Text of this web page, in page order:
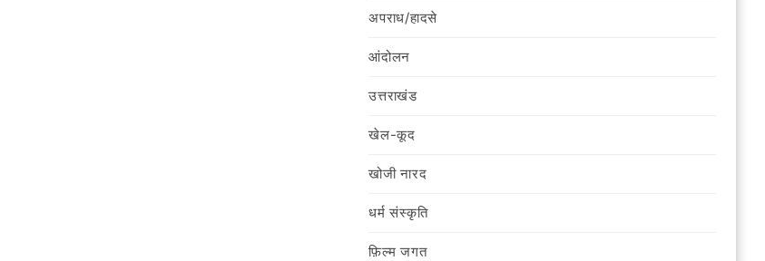
अपराध/हादसे
आंदोलन
उत्तराखंड
खेल-कूद
खोजी नारद
धर्म संस्कृति
फ़िल्‍म जगत